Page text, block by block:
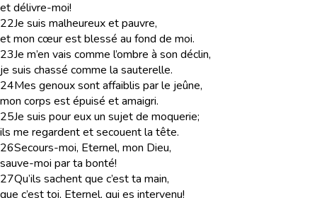
et délivre-moi!
22Je suis malheureux et pauvre,
et mon cœur est blessé au fond de moi.
23Je m’en vais comme l’ombre à son déclin,
je suis chassé comme la sauterelle.
24Mes genoux sont affaiblis par le jeûne,
mon corps est épuisé et amaigri.
25Je suis pour eux un sujet de moquerie;
ils me regardent et secouent la tête.
26Secours-moi, Eternel, mon Dieu,
sauve-moi par ta bonté!
27Qu’ils sachent que c’est ta main,
que c’est toi, Eternel, qui es intervenu!